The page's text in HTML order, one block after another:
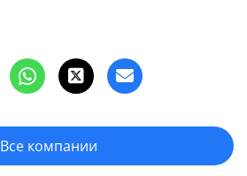
Все компании